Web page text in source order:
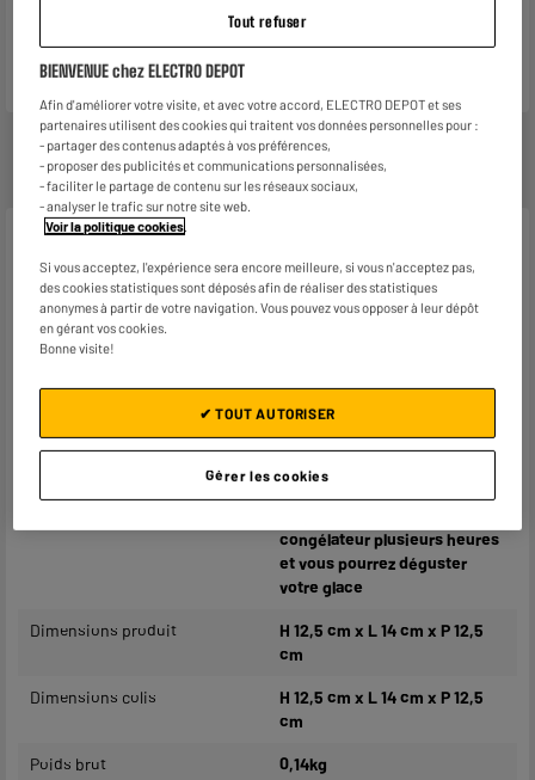
Caractéristiques
Type de produit Moule glace
Coloris
complémentaires
Moule pour 6 glaces
bâtonnets
congélateur plusieurs heures
et vous pourrez déguster
votre glace
Dimensions produit
H 12,5 cm x L 14 cm x P 12,5
cm
Dimensions colis
H 12,5 cm x L 14 cm x P 12,5
cm
Poids brut 0,14kg
Tout refuser
BIENVENUE chez ELECTRO DEPOT
Afin d'améliorer votre visite, et avec votre accord, ELECTRO DEPOT et ses
partenaires utilisent des cookies qui traitent vos données personnelles pour :
- partager des contenus adaptés à vos préférences,
- proposer des publicités et communications personnalisées,
- faciliter le partage de contenu sur les réseaux sociaux,
- analyser le trafic sur notre site web.
Voir la politique cookies.
Si vous acceptez, l'expérience sera encore meilleure, si vous n'acceptez pas,
des cookies statistiques sont déposés afin de réaliser des statistiques
anonymes à partir de votre navigation. Vous pouvez vous opposer à leur dépôt
en gérant vos cookies.
Bonne visite!
Gérer les cookies
✔ TOUT AUTORISER